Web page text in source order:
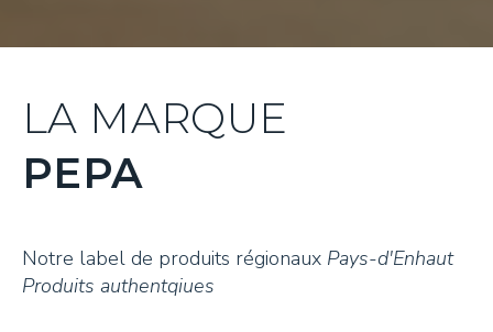
LA MARQUE
PEPA
Notre label de produits régionaux Pays-d'Enhaut
Produits authentqiues